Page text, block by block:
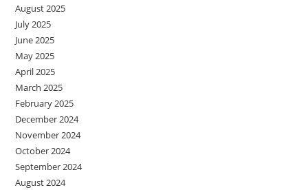
August 2025
July 2025
June 2025
May 2025
April 2025
March 2025
February 2025
December 2024
November 2024
October 2024
September 2024
August 2024